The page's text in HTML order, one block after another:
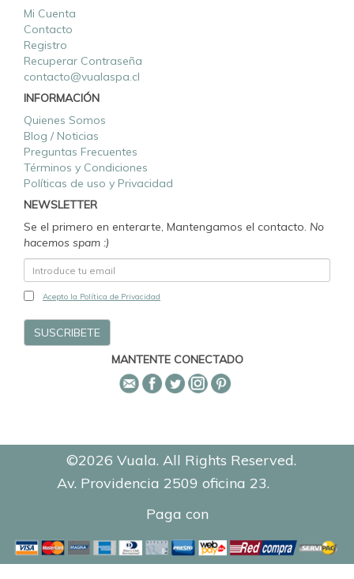
Mi Cuenta
Contacto
Registro
Recuperar Contraseña
contacto@vualaspa.cl
INFORMACIÓN
Quienes Somos
Blog / Noticias
Preguntas Frecuentes
Términos y Condiciones
Políticas de uso y Privacidad
NEWSLETTER
Se el primero en enterarte, Mantengamos el contacto. No
hacemos spam :)
Acepto la Política de Privacidad
MANTENTE CONECTADO
©2026 Vuala. All Rights Reserved.
Av. Providencia 2509 oficina 23.
Paga con